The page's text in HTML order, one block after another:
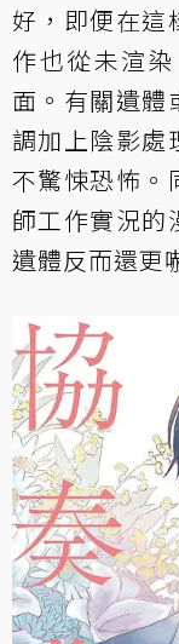
好，即便在這
作也從未渲
面。有關遺體
調加上陰影處
不驚悚恐怖。
師工作實況的
遺體反而還更